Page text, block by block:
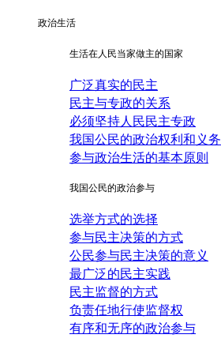
政治生活
生活在人民当家做主的国家
广泛真实的民主
民主与专政的关系
必须坚持人民民主专政
我国公民的政治权利和义务
参与政治生活的基本原则
我国公民的政治参与
选举方式的选择
参与民主决策的方式
公民参与民主决策的意义
最广泛的民主实践
民主监督的方式
负责任地行使监督权
有序和无序的政治参与